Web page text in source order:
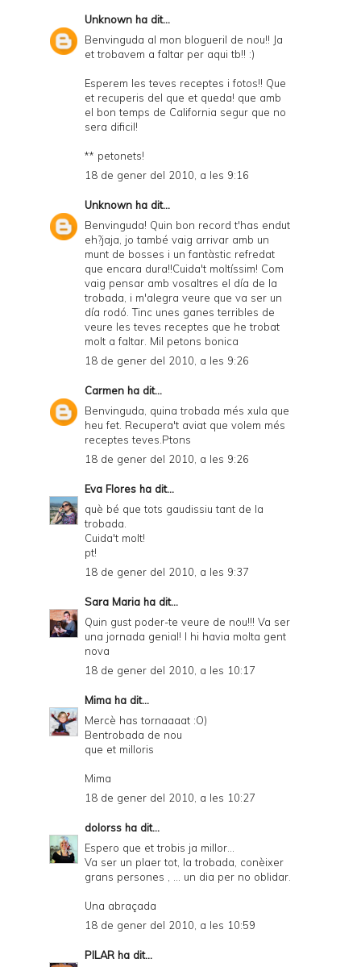
Unknown ha dit...
Benvinguda al mon blogueril de nou!! Ja
et trobavem a faltar per aqui tb!! :)
Esperem les teves receptes i fotos!! Que
et recuperis del que et queda! que amb
el bon temps de California segur que no
sera dificil!
** petonets!
18 de gener del 2010, a les 9:16
Unknown ha dit...
Benvinguda! Quin bon record t'has endut
eh?jaja, jo també vaig arrivar amb un
munt de bosses i un fantàstic refredat
que encara dura!!Cuida't moltíssim! Com
vaig pensar amb vosaltres el día de la
trobada, i m'alegra veure que va ser un
día rodó. Tinc unes ganes terribles de
veure les teves receptes que he trobat
molt a faltar. Mil petons bonica
18 de gener del 2010, a les 9:26
Carmen ha dit...
Benvinguda, quina trobada més xula que
heu fet. Recupera't aviat que volem més
receptes teves.Ptons
18 de gener del 2010, a les 9:26
Eva Flores ha dit...
què bé que tots gaudissiu tant de la
trobada.
Cuida't molt!
pt!
18 de gener del 2010, a les 9:37
Sara Maria ha dit...
Quin gust poder-te veure de nou!!! Va ser
una jornada genial! I hi havia molta gent
nova
18 de gener del 2010, a les 10:17
Mima ha dit...
Mercè has tornaaaat :O)
Bentrobada de nou
que et milloris
Mima
18 de gener del 2010, a les 10:27
dolorss ha dit...
Espero que et trobis ja millor…
Va ser un plaer tot, la trobada, conèixer
grans persones , … un dia per no oblidar.
Una abraçada
18 de gener del 2010, a les 10:59
PILAR ha dit...